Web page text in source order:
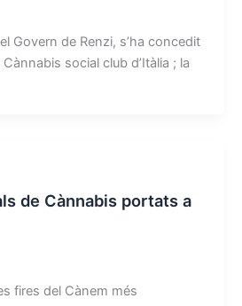
Govern de Renzi, s’ha concedit
social club d’Itàlia ; la
de Cànnabis portats a
fires del Cànem més